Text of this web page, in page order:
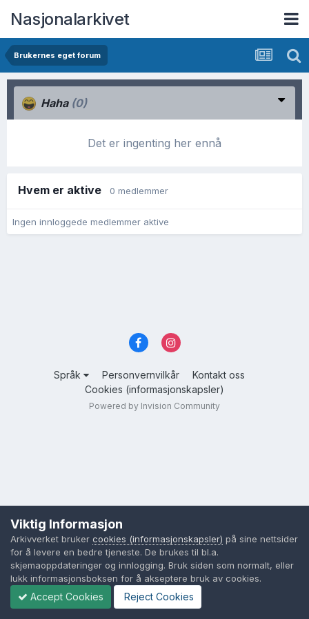
Nasjonalarkivet
Brukernes eget forum
Haha (0)
Det er ingenting her ennå
Hvem er aktive 0 medlemmer
Ingen innloggede medlemmer aktive
Språk Personvernvilkår
Kontakt oss
Cookies (informasjonskapsler)
Powered by Invision Community
Viktig Informasjon
Arkivverket bruker cookies (informasjonskapsler) på sine nettsider
for å levere en bedre tjeneste. De brukes til bl.a.
skjemaoppdateringer og innlogging. Bruk siden som normalt, eller
lukk informasjonsboksen for å akseptere bruk av cookies.
Accept Cookies Reject Cookies